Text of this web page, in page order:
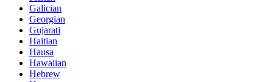
Galician
Georgian
Gujarati
Haitian
Hausa
Hawaiian
Hebrew